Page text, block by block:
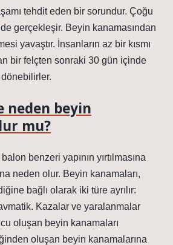
tehdit eden bir sorundur. Çoğu
gerçekleşir. Beyin kanamasından
yavaştır. İnsanların az bir kısmı
bir felçten sonraki 30 gün içinde
neden beyin
mu?
benzeri yapının yırtılmasına
neden olur. Beyin kanamaları,
bağlı olarak iki türe ayrılır:
Kazalar ve yaralanmalar
oluşan beyin kanamaları
oluşan beyin kanamalarına